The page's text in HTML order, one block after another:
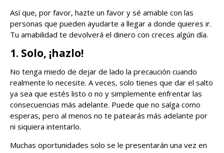
Así que, por favor, hazte un favor y sé amable con las
personas que pueden ayudarte a llegar a donde quieres ir.
Tu amabilidad te devolverá el dinero con creces algún día.
1. Solo, ¡hazlo!
No tenga miedo de dejar de lado la precaución cuando
realmente lo necesite. A veces, solo tienes que dar el salto
ya sea que estés listo o no y simplemente enfrentar las
consecuencias más adelante. Puede que no salga como
esperas, pero al menos no te patearás más adelante por
ni siquiera intentarlo.
Muchas oportunidades solo se le presentarán una vez en